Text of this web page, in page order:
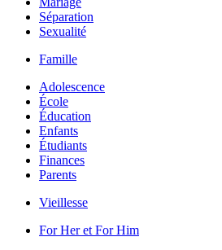
Séparation
Sexualité
Famille
Adolescence
École
Éducation
Enfants
Étudiants
Finances
Parents
Vieillesse
For Her et For Him